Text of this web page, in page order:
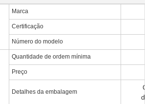
Marca
Certificação
Número do modelo
Quantidade de ordem mínima
Preço
Detalhes da embalagem